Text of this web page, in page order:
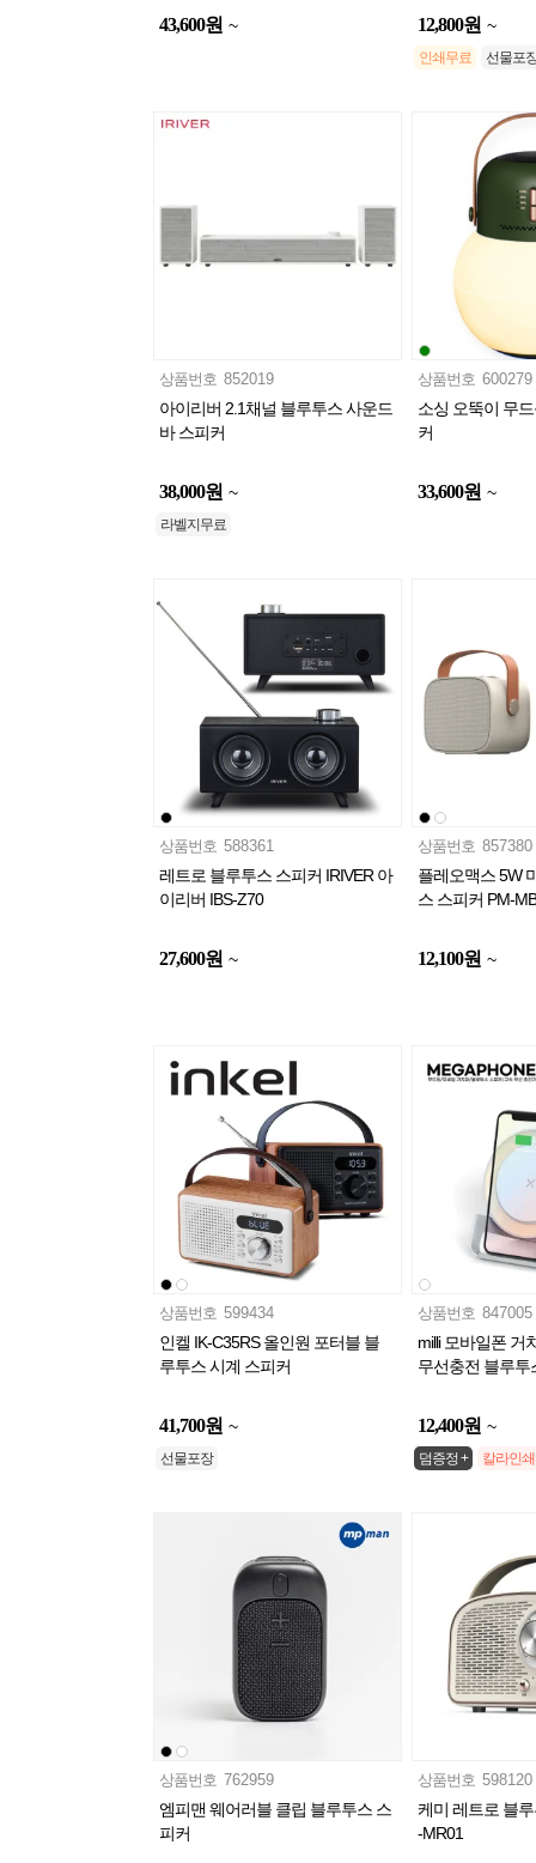
43,600원 ~ 12,800원 ~
인쇄무료 선물포
상품번호 852019
아이리버 2.1채널 블루투스 사운드
바 스피커
38,000원 ~
라벨지무료
상품번호 600279
소싱 오뚝이 무
커
33,600원 ~
상품번호 588361
레트로 블루투스 스피커 IRIVER 아
이리버 IBS-Z70
27,600원 ~
상품번호 857380
플레오맥스 5W
스 스피커 PM-
12,100원 ~
상품번호 599434
인켈 IK-C35RS 올인원 포터블 블
루투스 시계 스피커
41,700원 ~
선물포장
상품번호 847005
milli 모바일폰 거
무선충전 블루투
12,400원 ~
덤증정 + 칼라인쇄
상품번호 762959
엠피맨 웨어러블 클립 블루투스 스
피커
상품번호 598120
케미 레트로 블
-MR01